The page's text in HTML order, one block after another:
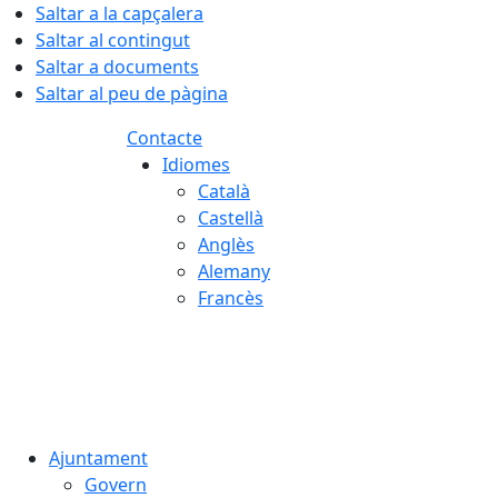
Saltar a la capçalera
Saltar al contingut
Saltar a documents
Saltar al peu de pàgina
Contacte
Idiomes
Català
Castellà
Anglès
Alemany
Francès
Ajuntament
Govern